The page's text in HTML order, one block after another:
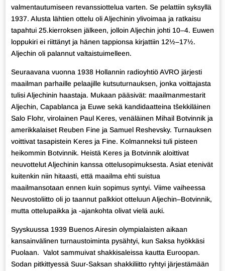
valmentautumiseen revanssiottelua varten. Se pelattiin syksyllä
1937. Alusta lähtien ottelu oli Aljechinin ylivoimaa ja ratkaisu
tapahtui 25.kierroksen jälkeen, jolloin Aljechin johti 10–4. Euwen
loppukiri ei riittänyt ja hänen tappionsa kirjattiin 12½–17½.
Aljechin oli palannut valtaistuimelleen.
Seuraavana vuonna 1938 Hollannin radioyhtiö AVRO järjesti
maailman parhaille pelaajille kutsuturnauksen, jonka voittajasta
tulisi Aljechinin haastaja. Mukaan pääsivät: maailmanmestarit
Aljechin, Capablanca ja Euwe sekä kandidaatteina tšekkiläinen
Salo Flohr, virolainen Paul Keres, venäläinen Mihail Botvinnik ja
amerikkalaiset Reuben Fine ja Samuel Reshevsky. Turnauksen
voittivat tasapistein Keres ja Fine. Kolmanneksi tuli pisteen
heikommin Botvinnik. Heistä Keres ja Botvinnik aloittivat
neuvottelut Aljechinin kanssa ottelusopimuksesta. Asiat etenivät
kuitenkin niin hitaasti, että maailma ehti suistua
maailmansotaan ennen kuin sopimus syntyi. Viime vaiheessa
Neuvostoliitto oli jo taannut palkkiot otteluun Aljechin–Botvinnik,
mutta ottelupaikka ja -ajankohta olivat vielä auki.
Syyskuussa 1939 Buenos Airesin olympialaisten aikaan
kansainvälinen turnaustoiminta pysähtyi, kun Saksa hyökkäsi
Puolaan. Valot sammuivat shakkisaleissa kautta Euroopan.
Sodan pitkittyessä Suur-Saksan shakkiliitto ryhtyi järjestämään